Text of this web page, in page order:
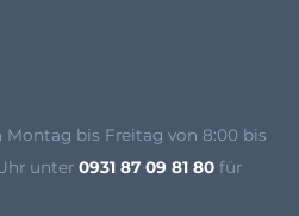
Montag bis Freitag von 8:00 bis
unter 0931 87 09 81 80 für